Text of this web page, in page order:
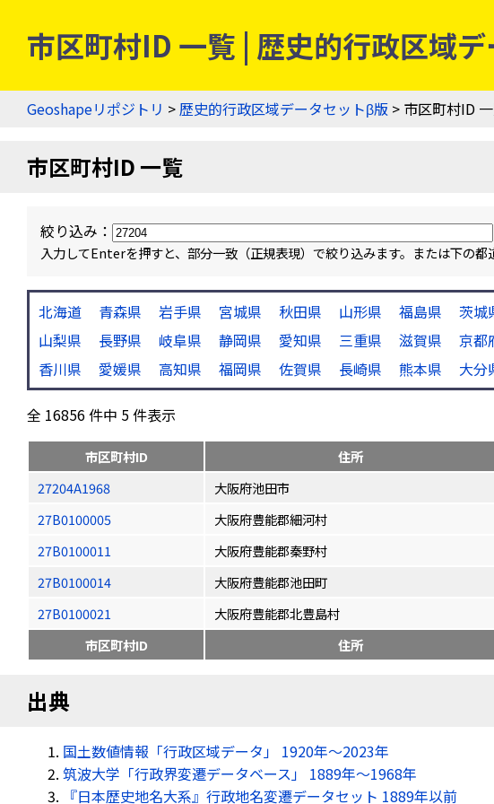
市区町村ID 一覧 | 歴史的行政区域
Geoshapeリポジトリ >歴史的行政区域データセットβ版 > 市区町村ID
市区町村ID 一覧
絞り込み：
入力してEnterを押すと、部分一致（正規表現）で絞り込みます。または下の都
北海道 青森県 岩手県 宮城県 秋田県 山形県 福島県 茨城
山梨県
長野県 岐阜県 静岡県 愛知県 三重県 滋賀県 京都
香川県
愛媛県 高知県 福岡県 佐賀県 長崎県 熊本県 大分
全 16856 件中 5 件表示
市区町村ID 住所
27204A1968
大阪府池田市
27B0100005
大阪府豊能郡細河村
27B0100011
大阪府豊能郡秦野村
27B0100014
大阪府豊能郡池田町
27B0100021
大阪府豊能郡北豊島村
市区町村ID
住所
出典
国土数値情報「行政区域データ」 1920年〜2023年
筑波大学「行政界変遷データベース」 1889年〜1968年
『日本歴史地名大系』行政地名変遷データセット 1889年以前